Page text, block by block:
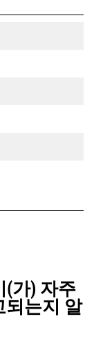
(가) 자주
되는지 알